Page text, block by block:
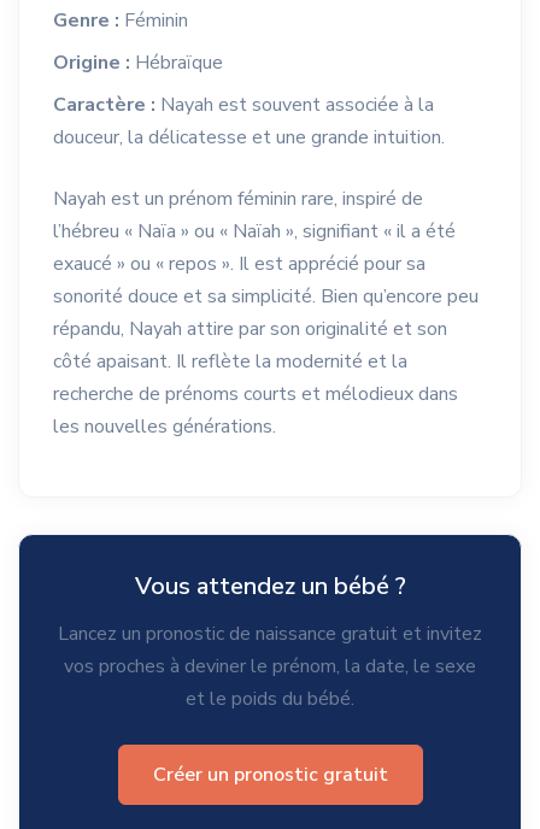
Genre : Féminin
Origine : Hébraïque
Caractère : Nayah est souvent associée à la
douceur, la délicatesse et une grande intuition.
Nayah est un prénom féminin rare, inspiré de
l’hébreu « Naïa » ou « Naïah », signifiant « il a été
exaucé » ou « repos ». Il est apprécié pour sa
sonorité douce et sa simplicité. Bien qu’encore peu
répandu, Nayah attire par son originalité et son
côté apaisant. Il reflète la modernité et la
recherche de prénoms courts et mélodieux dans
les nouvelles générations.
Vous attendez un bébé ?
Lancez un pronostic de naissance gratuit et invitez
vos proches à deviner le prénom, la date, le sexe
et le poids du bébé.
Créer un pronostic gratuit